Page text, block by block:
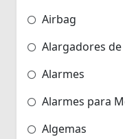
Airbag
Alargadores de
Alarmes
Alarmes para
Algemas